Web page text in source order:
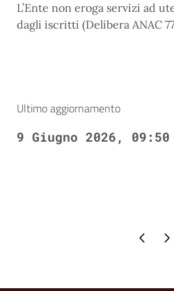
L’Ente non eroga servizi ad
dagli iscritti (Delibera ANAC
Ultimo aggiornamento
9 Giugno 2026, 09:50
Pagina precedente
Pagina